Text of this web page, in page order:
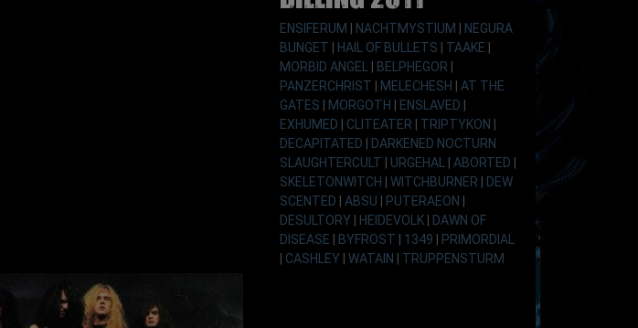
ENSIFERUM NACHTMYSTIUM
NEGURA
BUNGET
HAIL OF BULLETS TAAKE
MORBID ANGEL
BELPHEGOR
PANZERCHRIST
MELECHESH
AT THE
GATES
MORGOTH ENSLAVED
EXHUMED
CLITEATER TRIPTYKON
DECAPITATED
DARKENED NOCTURN
SLAUGHTERCULT
URGEHAL ABORTED
SKELETONWITCH
WITCHBURNER
DEW
SCENTED
ABSU PUTERAEON
DESULTORY
HEIDEVOLK
DAWN OF
DISEASE
BYFROST 1349
PRIMORDIAL
CASHLEY WATAIN TRUPPENSTURM